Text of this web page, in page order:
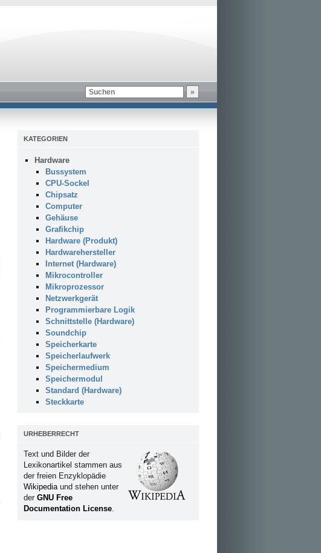
KATEGORIEN
Hardware
Bussystem
CPU-Sockel
Chipsatz
Computer
Gehäuse
Grafikchip
Hardware (Produkt)
Hardwarehersteller
Internet (Hardware)
Mikrocontroller
Mikroprozessor
Netzwerkgerät
Programmierbare Logik
Schnittstelle (Hardware)
Soundchip
Speicherkarte
Speicherlaufwerk
Speichermedium
Speichermodul
Standard (Hardware)
Steckkarte
URHEBERRECHT
Text und Bilder der
Lexikonartikel stammen aus
der freien Enzyklopädie
Wikipediaund stehen unter
der GNU Free
Documentation License.